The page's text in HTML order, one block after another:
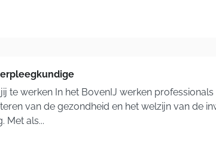
te werken In het BovenIJ werken
van de gezondheid en het welzijn van de
Met als...